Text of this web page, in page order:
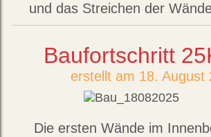
und das Streichen der
Baufortschritt
erstellt am 18. August
Die ersten Wände im